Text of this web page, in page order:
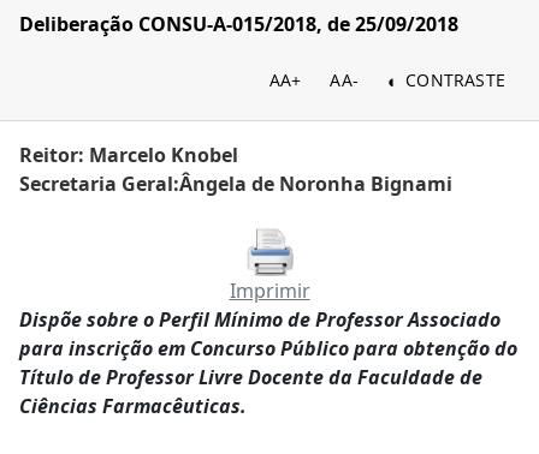
Deliberação CONSU-A-015/2018, de 25/09/2018
AA+ AA- CONTRASTE
Reitor: Marcelo Knobel
Secretaria Geral:Ângela de Noronha Bignami
Imprimir
Dispõe sobre o Perfil Mínimo de Professor Associado
para inscrição em Concurso Público para obtenção do
Título de Professor Livre Docente da Faculdade de
Ciências Farmacêuticas.